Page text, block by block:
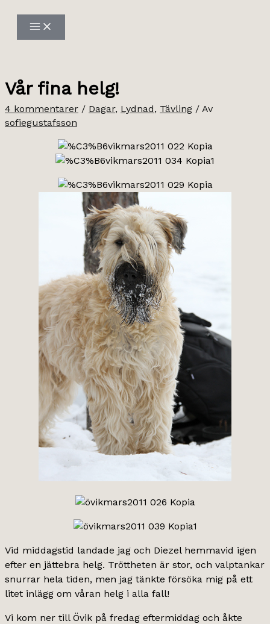
innehåll
Vår fina helg!
4 kommentarer / Dagar, Lydnad, Tävling / Av
sofiegustafsson
Vid middagstid landade jag och Diezel hemmavid igen
efter en jättebra helg. Tröttheten är stor, och valptankar
snurrar hela tiden, men jag tänkte försöka mig på ett
litet inlägg om våran helg i alla fall!
Vi kom ner till Övik på fredag eftermiddag och åkte